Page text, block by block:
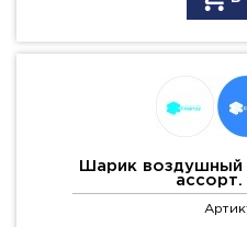
Шарик воздушный